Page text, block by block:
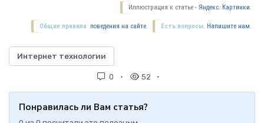
Иллюстрация к статье - Яндекс. Картинки.
Есть вопросы. Напишите нам.
Общие правила поведения на сайте.
Интернет технологии
0 52
Понравилась ли Вам статья?